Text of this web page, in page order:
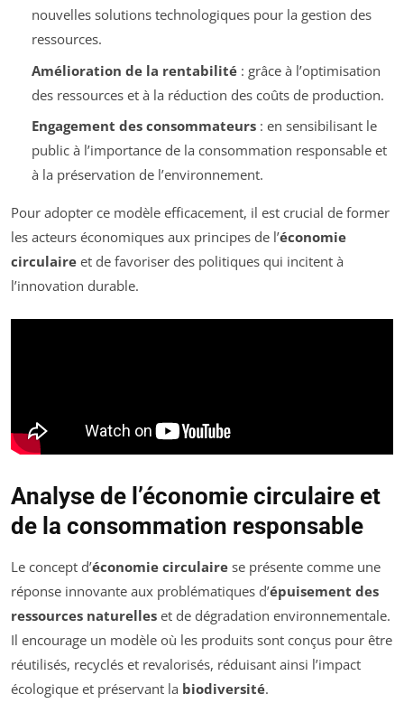
nouvelles solutions technologiques pour la gestion des
ressources.
Amélioration de la rentabilité: grâce à l’optimisation
des ressources et à la réduction des coûts de production.
Engagement des consommateurs: en sensibilisant le
public à l’importance de la consommation responsable et
à la préservation de l’environnement.
Pour adopter ce modèle efficacement, il est crucial de former
les acteurs économiques aux principes de l’économie
circulaire et de favoriser des politiques qui incitent à
l’innovation durable.
Analyse de l’économie circulaire et
de la consommation responsable
Le concept d’économie circulaire se présente comme une
réponse innovante aux problématiques d’épuisement des
ressources naturelles et de dégradation environnementale.
Il encourage un modèle où les produits sont conçus pour être
réutilisés, recyclés et revalorisés, réduisant ainsi l’impact
écologique et préservant la biodiversité.